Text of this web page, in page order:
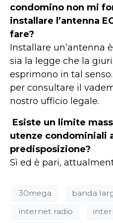
condomino non mi
installare l’antenna
fare?
Installare un’antenna
sia la legge che la
esprimono in tal
per consultare il
nostro ufficio legale.
Esiste un limite
utenze condominiali
predisposizione?
Sì ed è pari,
30mega banda
internet radio